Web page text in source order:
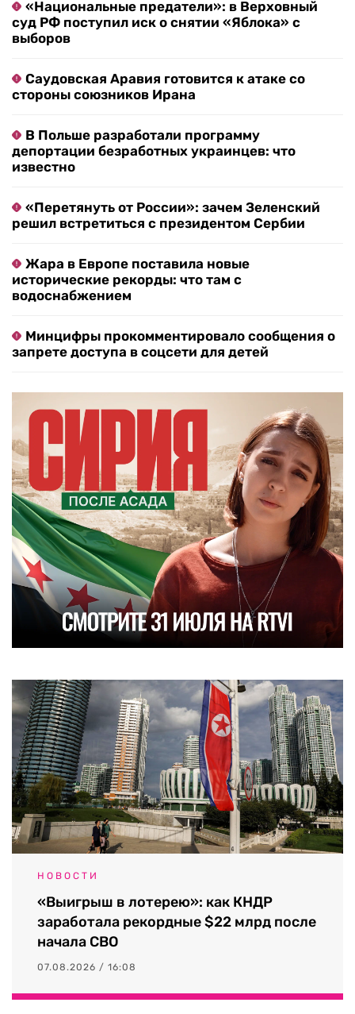
«Национальные предатели»: в Верховный
суд РФ поступил иск о снятии «Яблока» с
выборов
Саудовская Аравия готовится к атаке со
стороны союзников Ирана
В Польше разработали программу
депортации безработных украинцев: что
известно
«Перетянуть от России»: зачем Зеленский
решил встретиться с президентом Сербии
Жара в Европе поставила новые
исторические рекорды: что там с
водоснабжением
Минцифры прокомментировало сообщения о
запрете доступа в соцсети для детей
НОВОСТИ
«Выигрыш в лотерею»: как КНДР
заработала рекордные $22 млрд после
начала СВО
07.08.2026 / 16:08